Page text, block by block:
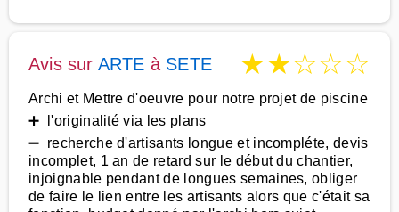
Avis sur ARTE à SETE ★★☆☆☆
Archi et Mettre d'oeuvre pour notre projet de piscine
➕ l'originalité via les plans
➖ recherche d'artisants longue et incompléte, devis
incomplet, 1 an de retard sur le début du chantier,
injoignable pendant de longues semaines, obliger
de faire le lien entre les artisants alors que c'était sa